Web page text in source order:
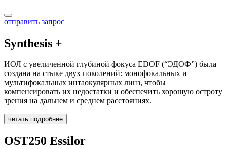
отправить запрос
Synthesis +
ИОЛ с увеличенной глубиной фокуса EDOF (“ЭДОФ”) была
создана на стыке двух поколений: монофокальных и
мультифокальных интаокулярных линз, чтобы
компенсировать их недостатки и обеспечить хорошую остроту
зрения на дальнем и среднем расстояниях.
читать подробнее
OST250 Essilor